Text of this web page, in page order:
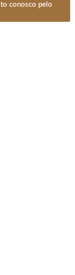
conosco pelo